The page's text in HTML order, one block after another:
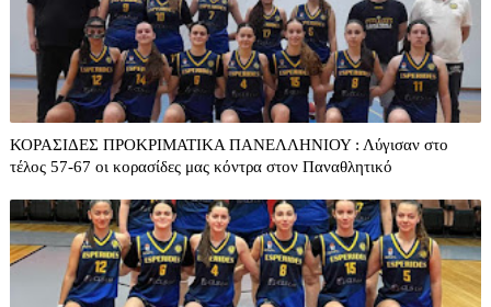
ΚΟΡΑΣΙΔΕΣ ΠΡΟΚΡΙΜΑΤΙΚΑ ΠΑΝΕΛΛΗΝΙΟΥ : Λύγισαν στο
τέλος 57-67 οι κορασίδες μας κόντρα στον Παναθλητικό